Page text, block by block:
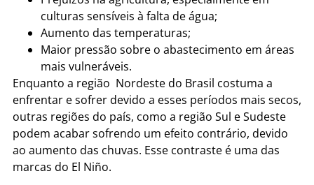
culturas sensíveis à falta de água;
Aumento das temperaturas;
Maior pressão sobre o abastecimento em áreas
mais vulneráveis.
Enquanto a região Nordeste do Brasil costuma a
enfrentar e sofrer devido a esses períodos mais secos,
outras regiões do país, como a região Sul e Sudeste
podem acabar sofrendo um efeito contrário, devido
ao aumento das chuvas. Esse contraste é uma das
marcas do El Niño.